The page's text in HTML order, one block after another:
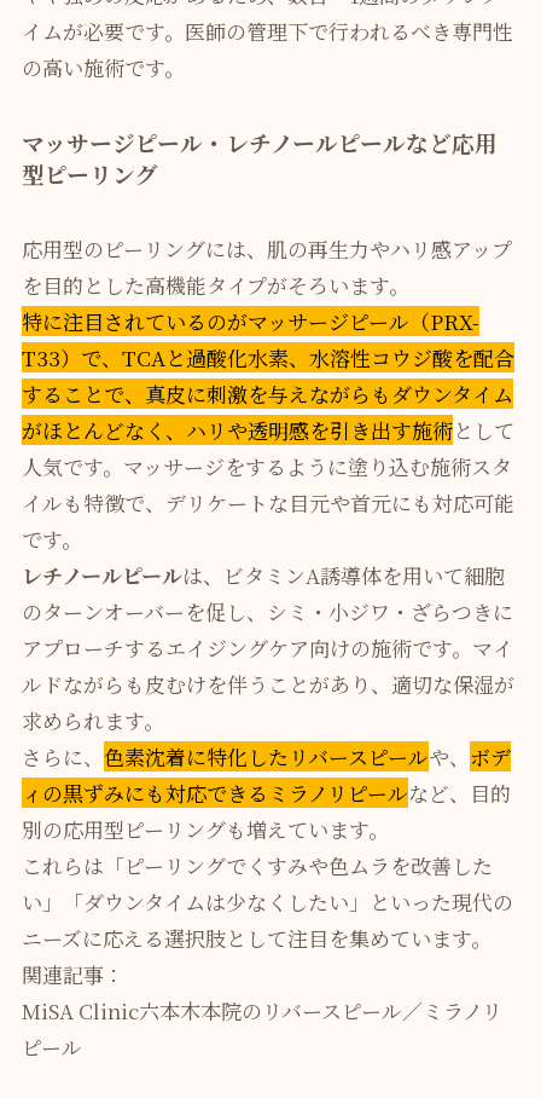
イムが必要です。医師の管理下で行われるべき専門性
の高い施術です。
マッサージピール・レチノールピールなど応用
型ピーリング
応用型のピーリングには、肌の再生力やハリ感アップ
を目的とした高機能タイプがそろいます。
特に注目されているのがマッサージピール（PRX-
T33）で、TCAと過酸化水素、水溶性コウジ酸を配合
することで、真皮に刺激を与えながらもダウンタイム
がほとんどなく、ハリや透明感を引き出す施術として
人気です。マッサージをするように塗り込む施術スタ
イルも特徴で、デリケートな目元や首元にも対応可能
です。
レチノールピールは、ビタミンA誘導体を用いて細胞
のターンオーバーを促し、シミ・小ジワ・ざらつきに
アプローチするエイジングケア向けの施術です。マイ
ルドながらも皮むけを伴うことがあり、適切な保湿が
求められます。
さらに、 色素沈着に特化したリバースピールや、 ボデ
ィの黒ずみにも対応できるミラノリピールなど、目的
別の応用型ピーリングも増えています。
これらは「ピーリングでくすみや色ムラを改善した
い」「ダウンタイムは少なくしたい」といった現代の
ニーズに応える選択肢として注目を集めています。
関連記事：
MiSA Clinic六本木本院のリバースピール／ミラノリ
ピール